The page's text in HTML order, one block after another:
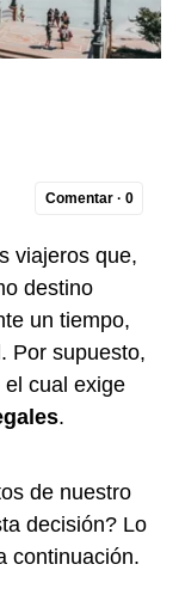
Comentar · 0
viajeros que,
destino
un tiempo,
Por supuesto,
cual exige
.
de nuestro
decisión? Lo
continuación.